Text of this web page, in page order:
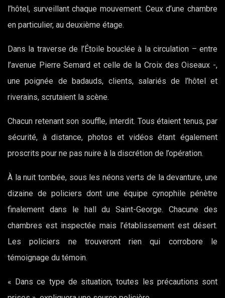
l’hôtel, surveillant chaque mouvement. Ceux d’une chambre
en particulier, au deuxième étage.
Dans la traverse de l’Étoile bouclée à la circulation – entre
l’avenue Pierre Semard et celle de la Croix des Oiseaux -,
une poignée de badauds, clients, salariés de l’hôtel et
riverains, scrutaient la scène.
Chacun retenant son souffle, interdit. Tous étaient tenus, par
sécurité, à distance, photos et vidéos étant également
proscrits pour ne pas nuire à la discrétion de l’opération.
À la nuit tombée, sous les néons verts de la devanture, une
dizaine de policiers dont une équipe cynophile pénètre
finalement dans le hall du Saint-George. Chacune des
chambres est inspectée mais l’établissement est désert.
Les policiers ne trouveront rien qui corrobore le
témoignage du témoin.
« Dans ce type de situation, toutes les précautions sont